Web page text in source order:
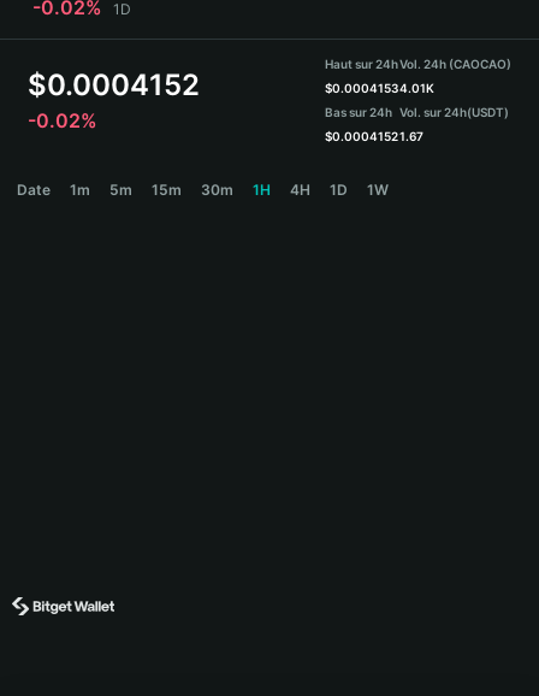
ภาษาไทย
हिन्दी
Español
Português (Brasil)
-0.02%
1D
$0.0004152
-0.02%
Haut sur 24h
$0.0004153
Bas sur 24h
$0.0004152
Vol. 24h (CAOCAO)
4.01K
Vol. sur 24h(USDT)
1.67
Date 1m 5m 15m 30m 1H 4H 1D 1W